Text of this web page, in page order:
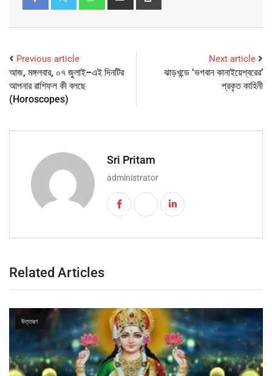
Previous article
আজ, মঙ্গলবার, ০৭ জুলাই–এই দিনটির
আপনার রাশিফল কী বলছে
(Horoscopes)
Next article
ঝাড়খন্ডে ‘ভগবান কানাইয়েশ্বরের’
প্রকৃত কাহিনী
Sri Pritam
administrator
Related Articles
উত্তরণ